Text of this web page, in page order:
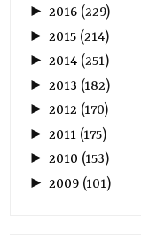
►2016 (229)
► 2015 (214)
►2014 (251)
► 2013 (182)
►2012 (170)
► 2011 (175)
►2010 (153)
► 2009 (101)